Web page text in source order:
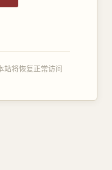
站将恢复正常访问